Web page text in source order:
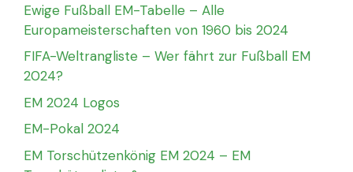
Ewige Fußball EM-Tabelle – Alle
Europameisterschaften von 1960 bis 2024
FIFA-Weltrangliste – Wer fährt zur Fußball EM
2024?
EM 2024 Logos
EM-Pokal 2024
EM Torschützenkönig EM 2024 – EM